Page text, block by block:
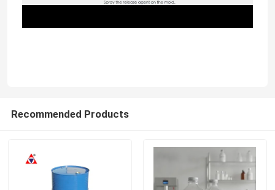
Recommended Products